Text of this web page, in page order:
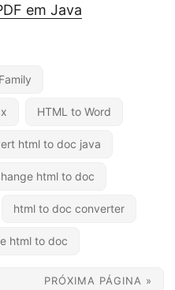
em Java
HTML to Word
html to doc java
html to doc
html to doc converter
html to doc
PRÓXIMA PÁGINA »